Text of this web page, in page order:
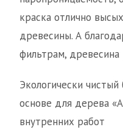
краска отлично
древесины. А
фильтрам, древесина
Экологически
основе для дерева
внутренних работ